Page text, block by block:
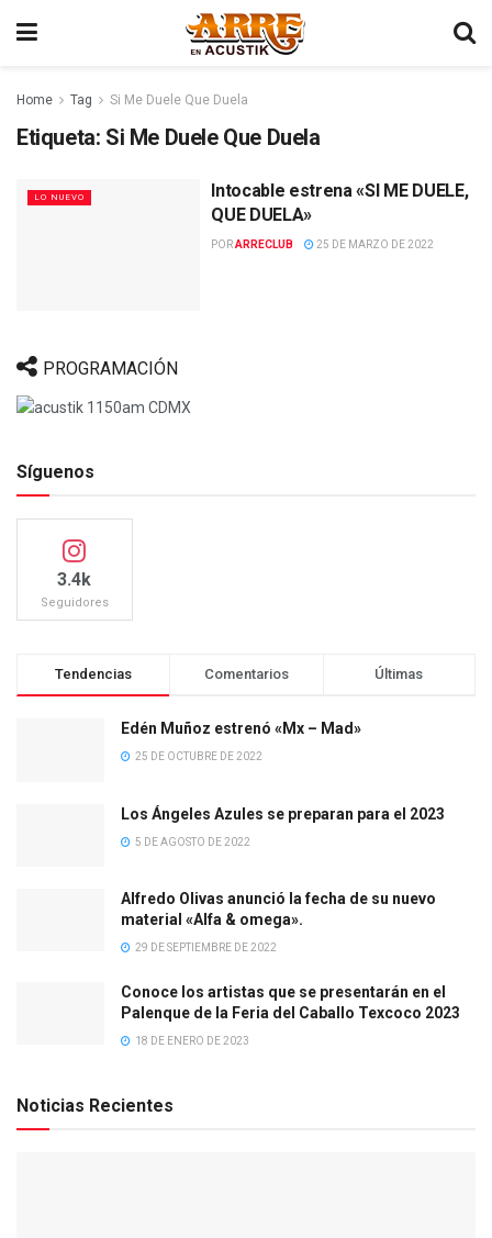
Home Tag Si Me Duele Que Duela
Etiqueta: Si Me Duele Que Duela
LO NUEVO
Intocable estrena «SI ME DUELE,
QUE DUELA»
PORARRECLUB 25 DE MARZO DE 2022
PROGRAMACIÓN
Síguenos
3.4k
Seguidores
Tendencias Comentarios Últimas
Edén Muñoz estrenó «Mx – Mad»
25 DE OCTUBRE DE 2022
Los Ángeles Azules se preparan para el 2023
5 DE AGOSTO DE 2022
Alfredo Olivas anunció la fecha de su nuevo
material «Alfa & omega».
29 DE SEPTIEMBRE DE 2022
Conoce los artistas que se presentarán en el
Palenque de la Feria del Caballo Texcoco 2023
18 DE ENERO DE 2023
Noticias Recientes